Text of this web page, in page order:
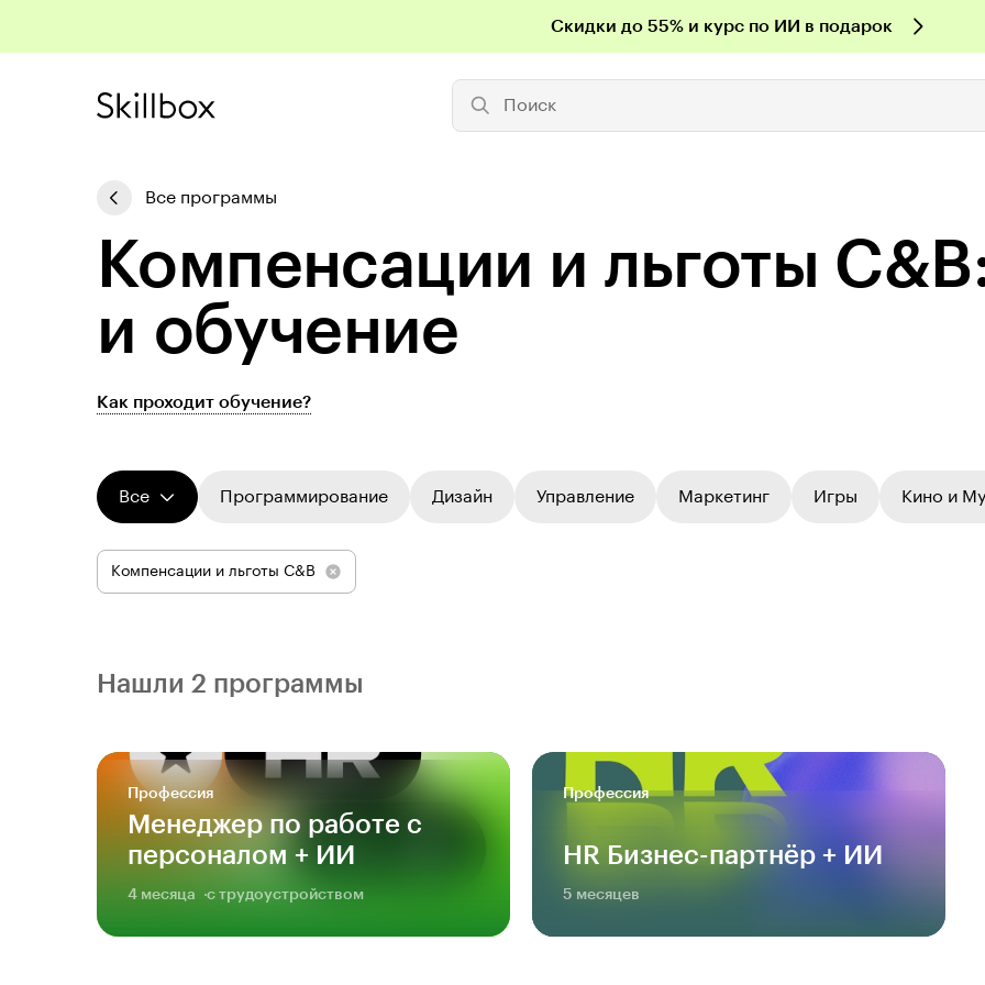
Скидки до 55% и курс по ИИ в подарок
Поиск
Все программы
Ком­пен­са­ции и льготы
и обучение
Как проходит обучение?
Все Программирование Дизайн Управление Маркетинг Игры Кино и
Компенсации и льготы C&B
Нашли 2 программы
Профессия
Менеджер по работе с
персоналом + ИИ
4 месяца с трудоустройством
Профессия
HR Бизнес-партнёр + ИИ
5 месяцев